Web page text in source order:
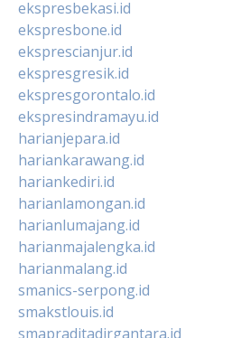
ekspresbekasi.id
ekspresbone.id
eksprescianjur.id
ekspresgresik.id
ekspresgorontalo.id
ekspresindramayu.id
harianjepara.id
hariankarawang.id
hariankediri.id
harianlamongan.id
harianlumajang.id
harianmajalengka.id
harianmalang.id
smanics-serpong.id
smakstlouis.id
smapraditadirgantara.id